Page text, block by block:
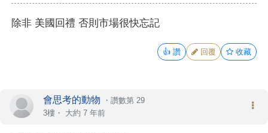
除非 美國回禮 否則市場很快忘記
👍 讚 回覆 收藏
會思考的動物 ・ 讚數第 29
3樓・ 大約 7 年前